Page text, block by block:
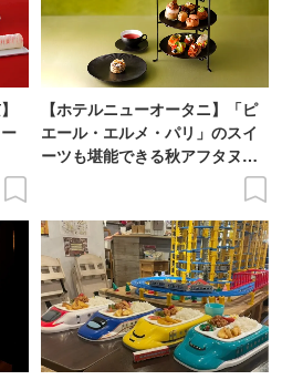
【ホテルニューオータニ】「ピ
エール・エルメ・パリ」のスイ
ーツも堪能できる秋アフタヌー